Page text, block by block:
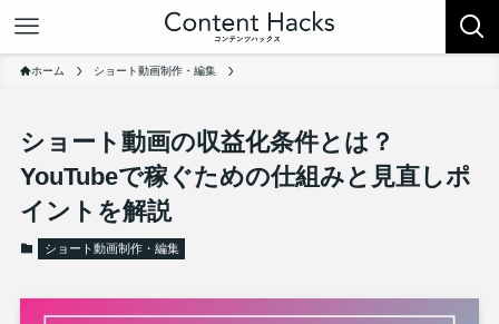
ホーム ショート動画制作・編集
ショート動画の収益化条件とは？
YouTubeで稼ぐための仕組みと見直しポ
イントを解説
ショート動画制作・編集